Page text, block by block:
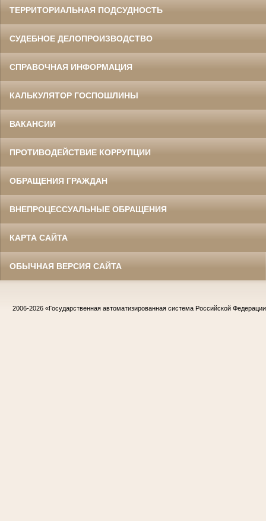
ТЕРРИТОРИАЛЬНАЯ ПОДСУДНОСТЬ
СУДЕБНОЕ ДЕЛОПРОИЗВОДСТВО
СПРАВОЧНАЯ ИНФОРМАЦИЯ
КАЛЬКУЛЯТОР ГОСПОШЛИНЫ
ВАКАНСИИ
ПРОТИВОДЕЙСТВИЕ КОРРУПЦИИ
ОБРАЩЕНИЯ ГРАЖДАН
ВНЕПРОЦЕССУАЛЬНЫЕ ОБРАЩЕНИЯ
КАРТА САЙТА
ОБЫЧНАЯ ВЕРСИЯ САЙТА
2006-2026 «Государственная автоматизированная система Российской